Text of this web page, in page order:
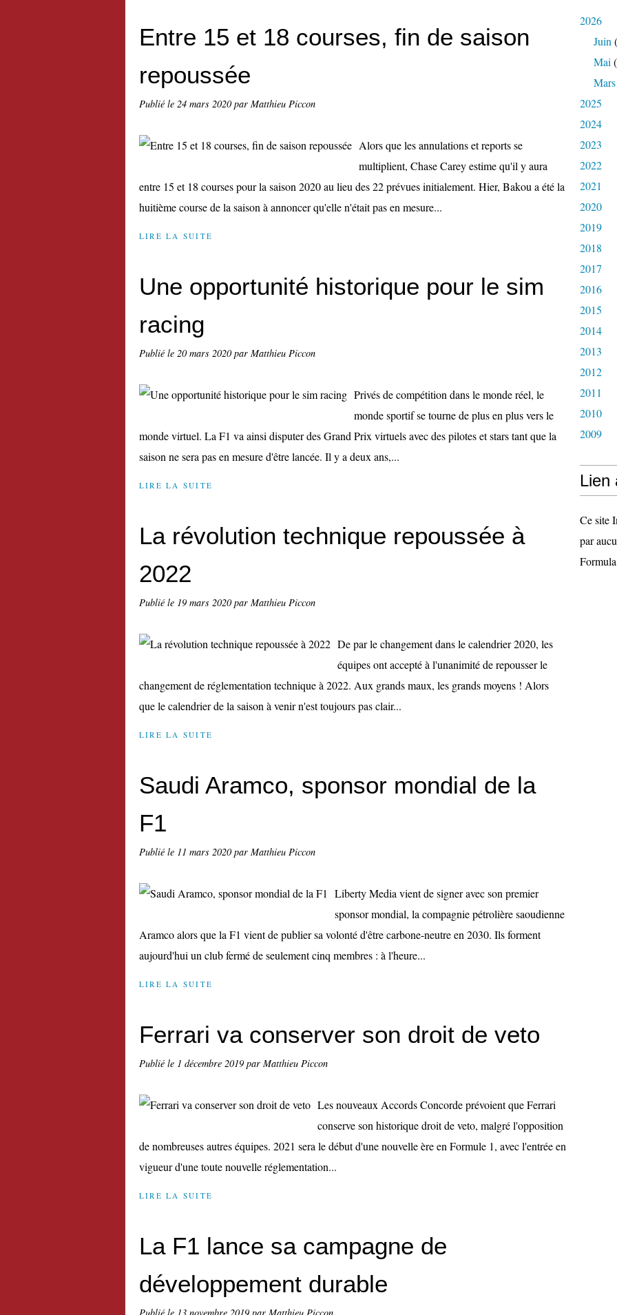
Entre 15 et 18 courses, fin de saison
repoussée
Publié le 24 mars 2020par Matthieu Piccon
Alors que les annulations et reports se
multiplient, Chase Carey estime qu'il y aura
entre 15 et 18 courses pour la saison 2020 au lieu des 22 prévues initialement. Hier, Bakou a été la
huitième course de la saison à annoncer qu'elle n'était pas en mesure...
LIRE LA SUITE
Une opportunité historique pour le sim
racing
Publié le 20 mars 2020par Matthieu Piccon
Privés de compétition dans le monde réel, le
monde sportif se tourne de plus en plus vers le
monde virtuel. La F1 va ainsi disputer des Grand Prix virtuels avec des pilotes et stars tant que la
saison ne sera pas en mesure d'être lancée. Il y a deux ans,...
LIRE LA SUITE
La révolution technique repoussée à
2022
Publié le 19 mars 2020par Matthieu Piccon
De par le changement dans le calendrier 2020, les
équipes ont accepté à l'unanimité de repousser le
changement de réglementation technique à 2022. Aux grands maux, les grands moyens ! Alors
que le calendrier de la saison à venir n'est toujours pas clair...
LIRE LA SUITE
Saudi Aramco, sponsor mondial de la
F1
Publié le 11 mars 2020par Matthieu Piccon
Liberty Media vient de signer avec son premier
sponsor mondial, la compagnie pétrolière saoudienne
Aramco alors que la F1 vient de publier sa volonté d'être carbone-neutre en 2030. Ils forment
aujourd'hui un club fermé de seulement cinq membres : à l'heure...
LIRE LA SUITE
Ferrari va conserver son droit de veto
Publié le 1 décembre 2019 par Matthieu Piccon
Les nouveaux Accords Concorde prévoient que Ferrari
conserve son historique droit de veto, malgré l'opposition
de nombreuses autres équipes. 2021 sera le début d'une nouvelle ère en Formule 1, avec l'entrée en
vigueur d'une toute nouvelle réglementation...
LIRE LA SUITE
La F1 lance sa campagne de
développement durable
2026
Juin
Mai
Mars
2025
2024
2023
2022
2021
2020
2019
2018
2017
2016
2015
2014
2013
2012
2011
2010
2009
Lien
Ce site
par